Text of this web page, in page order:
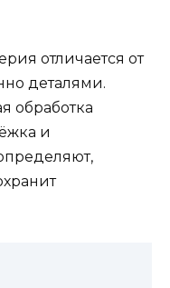
отличается от
деталями.
обработка
и